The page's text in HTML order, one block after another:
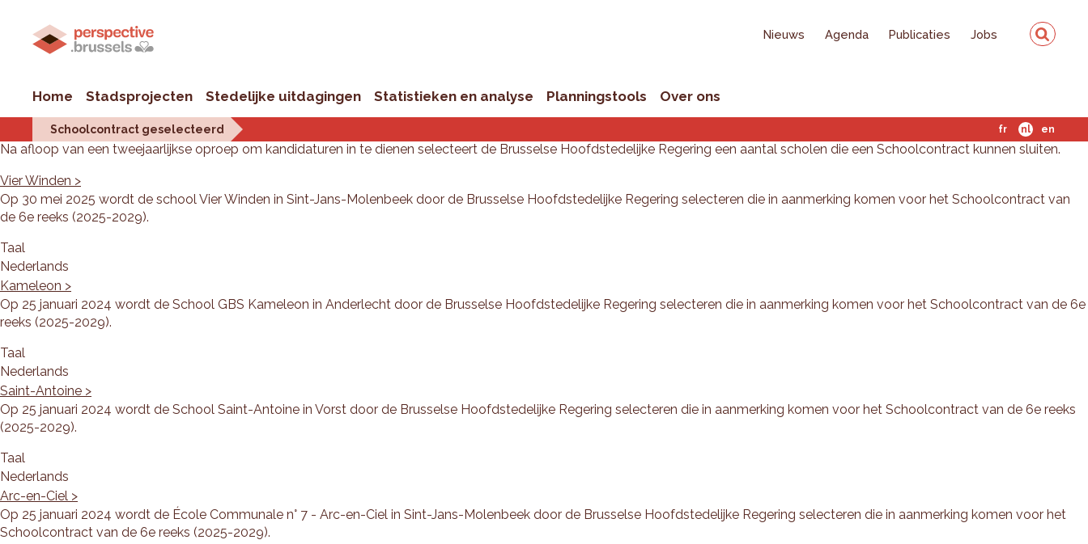
Nieuws Agenda Publicaties Jobs
Home Stadsprojecten Stedelijke uitdagingen Statistieken en analyse Planningstools Over ons
Schoolcontract geselecteerd fr nl en
Na afloop van een tweejaarlijkse oproep om kandidaturen in te dienen selecteert de Brusselse Hoofdstedelijke Regering een aantal scholen die een Schoolcontract kunnen sluiten.
Vier Winden >
Op 30 mei 2025 wordt de school Vier Winden in Sint-Jans-Molenbeek door de Brusselse Hoofdstedelijke Regering selecteren die in aanmerking komen voor het Schoolcontract van
de 6e reeks (2025-2029).
Taal
Nederlands
Kameleon >
Op 25 januari 2024 wordt de School GBS Kameleon in Anderlecht door de Brusselse Hoofdstedelijke Regering selecteren die in aanmerking komen voor het Schoolcontract van de 6e
reeks (2025-2029).
Taal
Nederlands
Saint-Antoine >
Op 25 januari 2024 wordt de School Saint-Antoine in Vorst door de Brusselse Hoofdstedelijke Regering selecteren die in aanmerking komen voor het Schoolcontract van de 6e reeks
(2025-2029).
Taal
Nederlands
Arc-en-Ciel >
Op 25 januari 2024 wordt de École Communale n° 7 - Arc-en-Ciel in Sint-Jans-Molenbeek door de Brusselse Hoofdstedelijke Regering selecteren die in aanmerking komen voor het
Schoolcontract van de 6e reeks (2025-2029).